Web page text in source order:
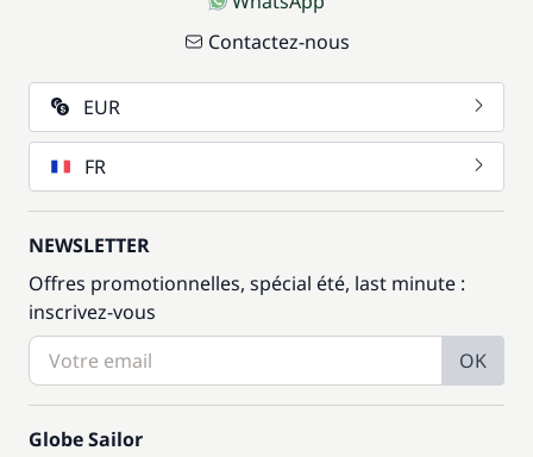
Contactez-nous
EUR
FR
NEWSLETTER
Offres promotionnelles, spécial été, last minute :
inscrivez-vous
OK
Globe Sailor